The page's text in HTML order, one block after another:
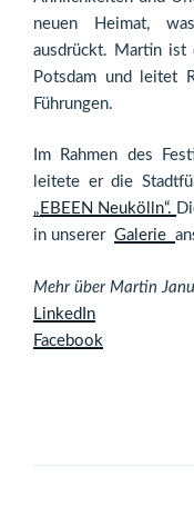
neuen Heimat,
ausdrückt. Martin ist
Potsdam und leitet
Führungen.
Im Rahmen des
leitete er die
„EBEEN Neukölln“.
in unserer Galerie
Mehr über Martin
LinkedIn
Facebook